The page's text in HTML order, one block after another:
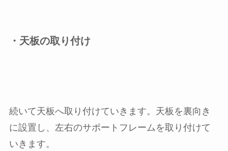
・天板の取り付け
続いて天板へ取り付けていきます。天板を裏向き
に設置し、左右のサポートフレームを取り付けて
いきます。